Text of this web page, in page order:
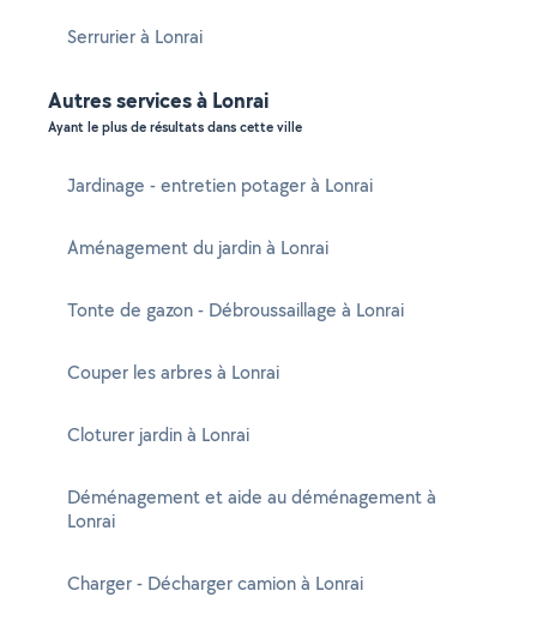
Serrurier à Lonrai
Autres services à Lonrai
Ayant le plus de résultats dans cette ville
Jardinage - entretien potager à Lonrai
Aménagement du jardin à Lonrai
Tonte de gazon - Débroussaillage à Lonrai
Couper les arbres à Lonrai
Cloturer jardin à Lonrai
Déménagement et aide au déménagement à
Lonrai
Charger - Décharger camion à Lonrai